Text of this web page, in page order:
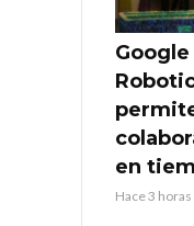
en
Hace 3 horas